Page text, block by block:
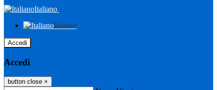
Italiano
Italiano
Accedi
Accedi
button close ×